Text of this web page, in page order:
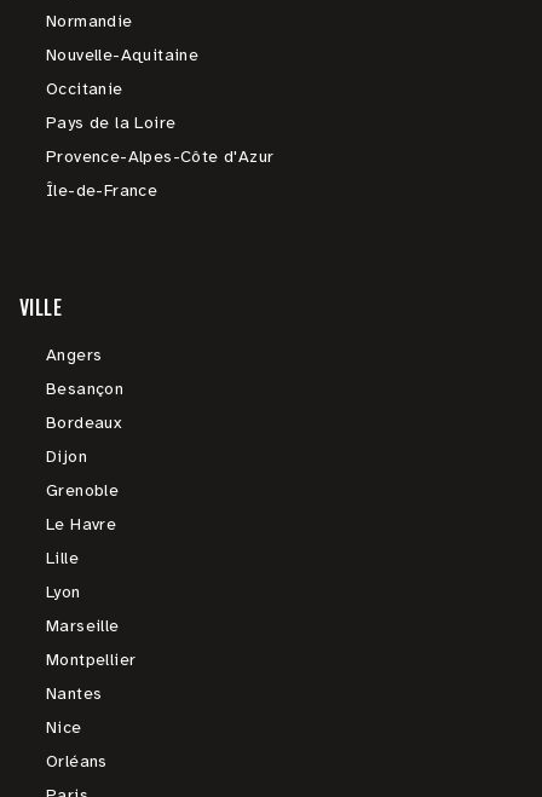
Normandie
Nouvelle-Aquitaine
Occitanie
Pays de la Loire
Provence-Alpes-Côte d'Azur
Île-de-France
VILLE
Angers
Besançon
Bordeaux
Dijon
Grenoble
Le Havre
Lille
Lyon
Marseille
Montpellier
Nantes
Nice
Orléans